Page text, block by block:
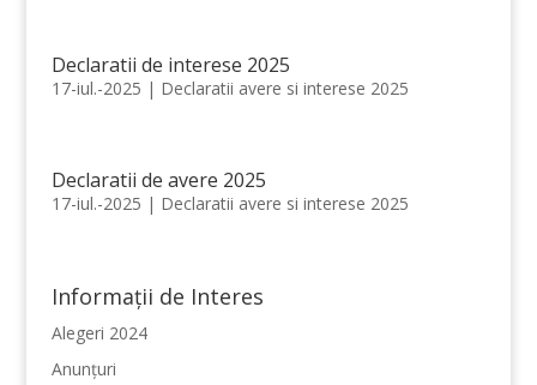
Declaratii de interese 2025
17-iul.-2025 | Declaratii avere si interese 2025
Declaratii de avere 2025
17-iul.-2025 | Declaratii avere si interese 2025
Informații de Interes
Alegeri 2024
Anunțuri